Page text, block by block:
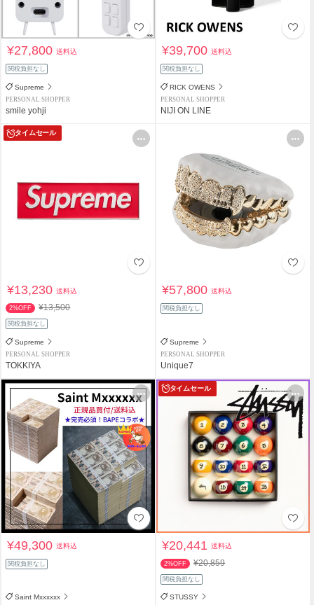
¥27,800送料込
関税負担なし
Supreme
PERSONAL SHOPPER
smile yohji
¥39,700送料込
関税負担なし
RICK OWENS
PERSONAL SHOPPER
NIJI ON LINE
タイムセール
¥13,230送料込
2%OFF ¥13,500
関税負担なし
Supreme
PERSONAL SHOPPER
TOKKIYA
¥57,800送料込
関税負担なし
Supreme
PERSONAL SHOPPER
Unique7
¥49,300送料込
関税負担なし
Saint Mxxxxxx
タイムセール
¥20,441送料込
2%OFF ¥20,859
関税負担なし
STUSSY